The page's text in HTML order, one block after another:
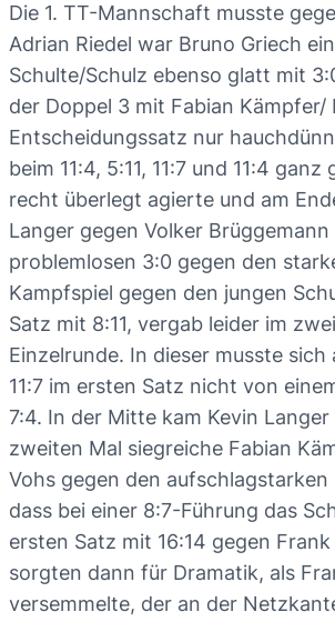
Die 1. TT-Mannschaft musste
Adrian Riedel war Bruno Griech
Schulte/Schulz ebenso glatt mit
der Doppel 3 mit Fabian Kämpfer/
Entscheidungssatz nur
beim 11:4, 5:11, 11:7 und 11:4
recht überlegt agierte und am
Langer gegen Volker
problemlosen 3:0 gegen den
Kampfspiel gegen den jungen
Satz mit 8:11, vergab leider im
Einzelrunde. In dieser musste
11:7 im ersten Satz nicht von
7:4. In der Mitte kam Kevin
zweiten Mal siegreiche Fabian
Vohs gegen den aufschlagstarken
dass bei einer 8:7-Führung das
ersten Satz mit 16:14 gegen
sorgten dann für Dramatik, als
versemmelte, der an der